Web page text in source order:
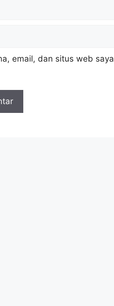
email, dan situs web